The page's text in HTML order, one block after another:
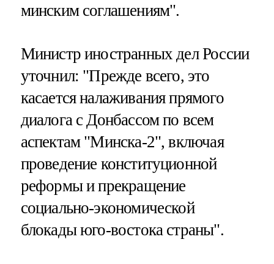
минским соглашениям".
Министр иностранных дел России
уточнил: "Прежде всего, это
касается налаживания прямого
диалога с Донбассом по всем
аспектам "Минска-2", включая
проведение конституционной
реформы и прекращение
социально-экономической
блокады юго-востока страны".